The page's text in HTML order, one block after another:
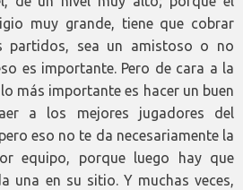
muy grande, tiene que cobrar
partidos, sea un amistoso o no
es importante. Pero de cara a la
más importante es hacer un buen
a los mejores jugadores del
eso no te da necesariamente la
equipo, porque luego hay que
una en su sitio. Y muchas veces,